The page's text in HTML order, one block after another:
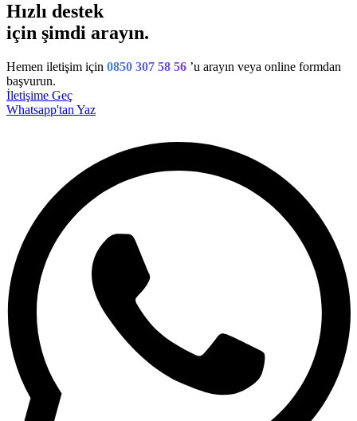
Hızlı destek
için şimdi arayın.
Hemen iletişim için 0850 307 58 56 ’u arayın veya online formdan
başvurun.
İletişime Geç
Whatsapp'tan Yaz